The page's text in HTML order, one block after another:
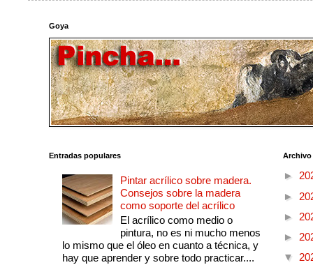
Goya
Entradas populares
Pintar acrílico sobre madera.
Consejos sobre la madera
como soporte del acrílico
El acrílico como medio o
pintura, no es ni mucho menos
lo mismo que el óleo en cuanto a técnica, y
hay que aprender y sobre todo practicar....
►
►
►
►
▼